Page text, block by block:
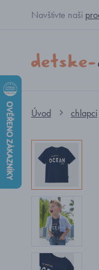
Navštivte naši
Úvod chlapci